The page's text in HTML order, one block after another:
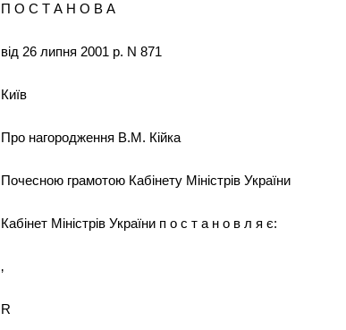
П О С Т А Н О В А
від 26 липня 2001 р. N 871
Київ
Про нагородження В.М. Кійка
Почесною грамотою Кабінету Міністрів України
Кабінет Міністрів України п о с т а н о в л я є:
‚
R